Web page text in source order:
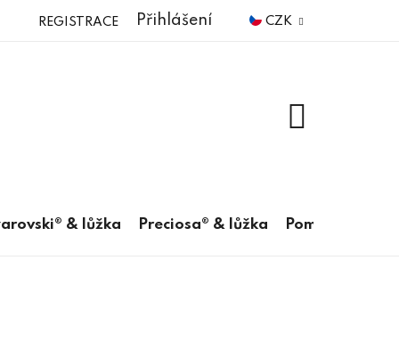
CZK
Přihlášení
REGISTRACE
& lůžka Preciosa® & lůžka Pomůcky